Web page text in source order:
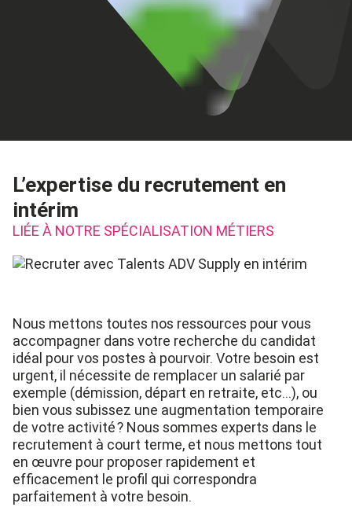
L’expertise du recrutement en
intérim
LIÉE À NOTRE SPÉCIALISATION MÉTIERS
Nous mettons toutes nos ressources pour vous
accompagner dans votre recherche du candidat
idéal pour vos postes à pourvoir. Votre besoin est
urgent, il nécessite de remplacer un salarié par
exemple (démission, départ en retraite, etc…), ou
bien vous subissez une augmentation temporaire
de votre activité ? Nous sommes experts dans le
recrutement à court terme, et nous mettons tout
en œuvre pour proposer rapidement et
efficacement le profil qui correspondra
parfaitement à votre besoin.